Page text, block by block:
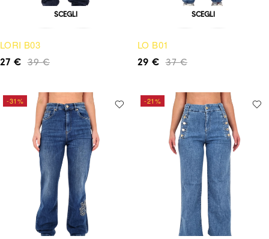
SCEGLI
LORI B03
39€
27€
SCEGLI
LO B01
37€
29€
-31% -21%